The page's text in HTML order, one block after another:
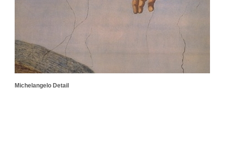
Michelangelo Detail